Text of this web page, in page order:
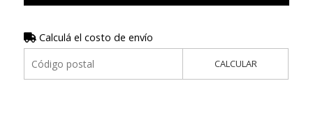
Calculá el costo de envío
CALCULAR